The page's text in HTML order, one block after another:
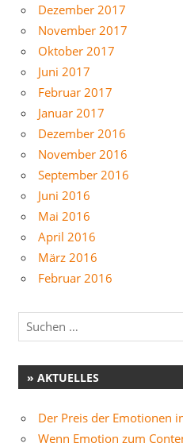
Dezember 2017
November 2017
Oktober 2017
Juni 2017
Februar 2017
Januar 2017
Dezember 2016
November 2016
September 2016
Juni 2016
Mai 2016
April 2016
März 2016
Februar 2016
» AKTUELLES
Der Preis der Emotionen
Wenn Emotion zum